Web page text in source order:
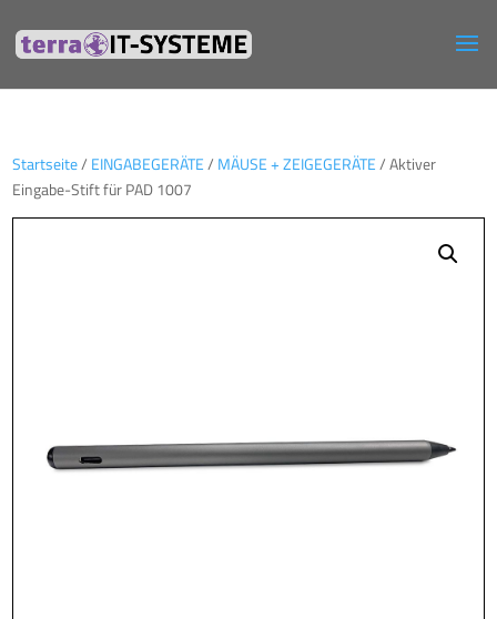
Startseite/ EINGABEGERÄTE/ MÄUSE + ZEIGEGERÄTE/ Aktiver
Eingabe-Stift für PAD 1007